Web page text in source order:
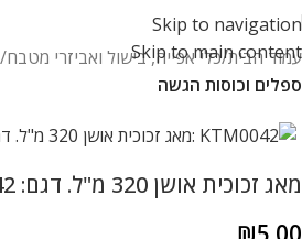
Skip to navigation
Skip to main content
עמוד הבית כלי אפייה, בישול ואביזרי מטבח
ספלים וכוסות הגשה
מאג זכוכית אושן 320 מ"ל. דגם: KTM0042